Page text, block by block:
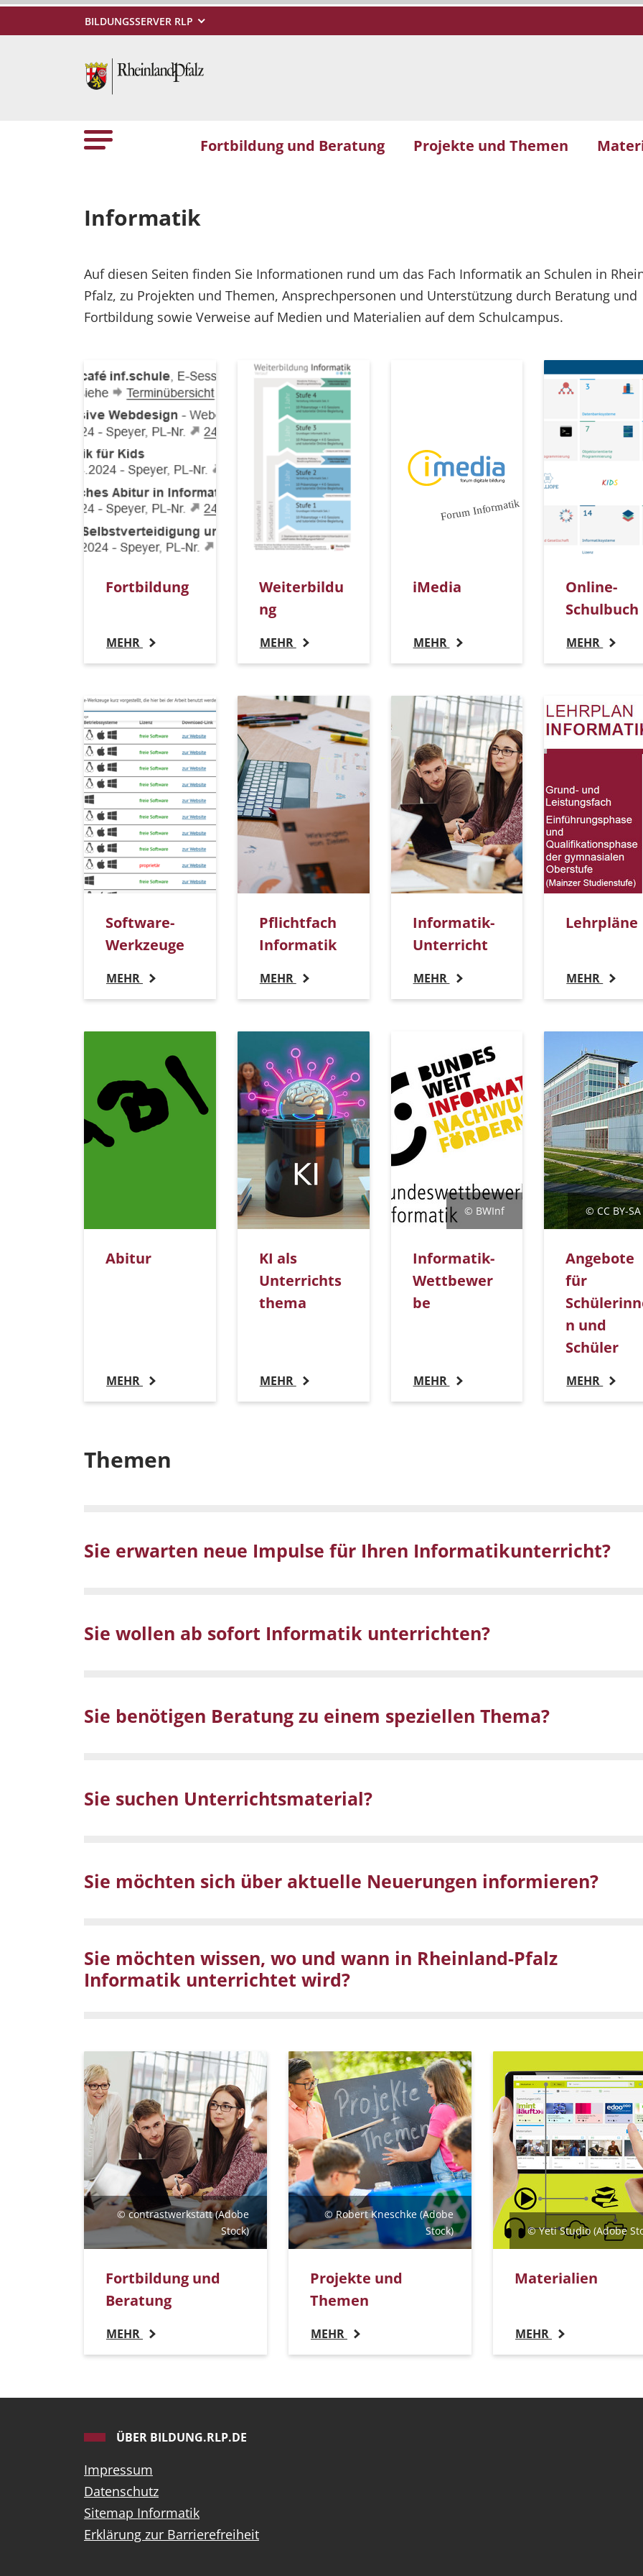
BILDUNGSSERVER RLP
Fortbildung und Beratung Projekte und Themen
Informatik
Auf diesen Seiten finden Sie Informationen rund um das Fach Informatik an Schulen in
Pfalz, zu Projekten und Themen, Ansprechpersonen und Unterstützung durch Beratung und
Fortbildung sowie Verweise auf Medien und Materialien auf dem Schulcampus.
Fortbildung
MEHR
Weiterbildu
ng
MEHR
iMedia
MEHR
Online-
Schulbuch
MEHR
Software-
Werkzeuge
MEHR
Pflichtfach
Informatik
MEHR
Informatik-
Unterricht
MEHR
Lehrpläne
MEHR
Abitur
MEHR
KI als
Unterrichts
thema
MEHR
© BWInf
Informatik-
Wettbewer
be
MEHR
© CC BY-
Angebote
für
n und
Schüler
MEHR
Themen
Sie erwarten neue Impulse für Ihren Informatikunterricht?
Sie wollen ab sofort Informatik unterrichten?
Sie benötigen Beratung zu einem speziellen Thema?
Sie suchen Unterrichtsmaterial?
Sie möchten sich über aktuelle Neuerungen informieren?
Sie möchten wissen, wo und wann in Rheinland-Pfalz
Informatik unterrichtet wird?
© contrastwerkstatt (Adobe
Stock)
Fortbildung und
Beratung
MEHR
© Robert Kneschke (Adobe
Stock)
Projekte und
Themen
MEHR
© Yeti Studio (Adobe
Materialien
MEHR
ÜBER BILDUNG.RLP.DE
Impressum
Datenschutz
Sitemap Informatik
Erklärung zur Barrierefreiheit